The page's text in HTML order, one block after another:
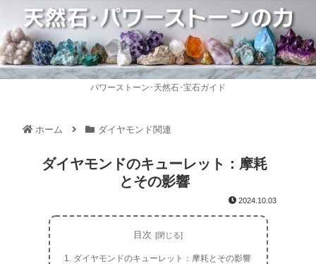
パワーストーン･天然石･宝石ガイド
ホーム ダイヤモンド関連
ダイヤモンドのキューレット：摩耗
とその影響
2024.10.03
目次
ダイヤモンドのキューレット：摩耗とその影響